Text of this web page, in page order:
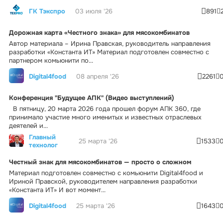
ГК Тэкспро
03 июля '26 891
Дорожная карта «Честного знака» для мясокомбинатов
Автор материала – Ирина Правская, руководитель направления
разработки «Константа ИТ» Материал подготовлен совместно с
партнером комьюнити по...
Digital4food
08 апреля '26 2261
Конференция "Будущее АПК" (Видео выступлений)
В пятницу, 20 марта 2026 года прошел форум АПК 360, где
принимало участие много именитых и известных отраслевых
деятелей и...
Главный
технолог
25 марта '26 1533
Честный знак для мясокомбинатов — просто о сложном
Материал подготовлен совместно с комьюнити Digital4food и
Ириной Правской, руководителем направления разработки
«Константа ИТ» И вот момент...
Digital4food
25 марта '26 1643